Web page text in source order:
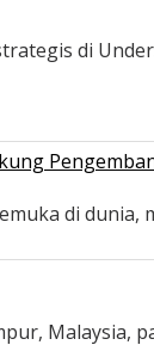
di
di
Malaysia,